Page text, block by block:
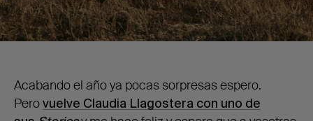
Acabando el año ya pocas sorpresas espero.
Perovuelve Claudia Llagostera con uno de